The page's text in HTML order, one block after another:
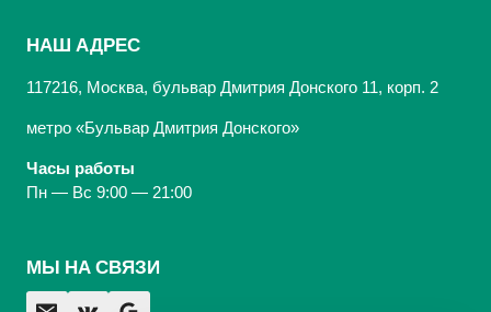
НАШ АДРЕС
117216, Москва, бульвар Дмитрия Донского 11, корп. 2
метро «Бульвар Дмитрия Донского»
Часы работы
Пн — Вс 9:00 — 21:00
МЫ НА СВЯЗИ